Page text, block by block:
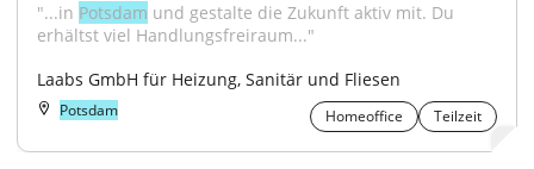
"...in Potsdam und gestalte die Zukunft aktiv mit. Du
erhältst viel Handlungsfreiraum..."
Laabs GmbH für Heizung, Sanitär und Fliesen
Potsdam Homeoffice Teilzeit